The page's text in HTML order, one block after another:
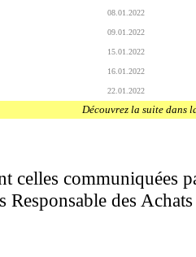
08.01.2022
09.01.2022
15.01.2022
16.01.2022
22.01.2022
Découvrez la suite dans
celles communiquées
Responsable des